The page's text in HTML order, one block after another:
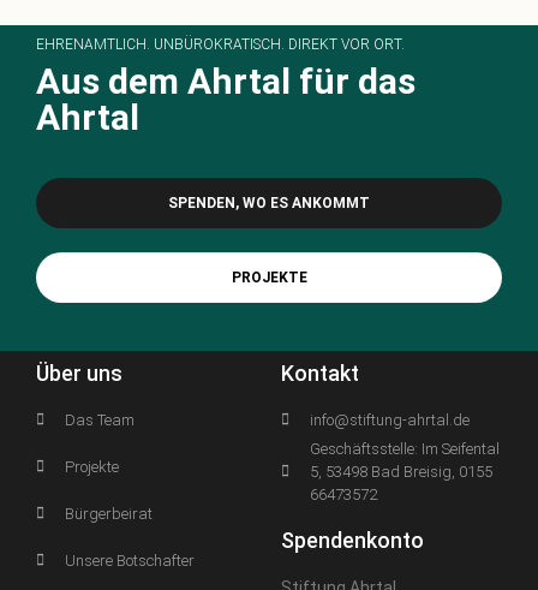
EHRENAMTLICH. UNBÜROKRATISCH. DIREKT VOR ORT.
Aus dem Ahrtal für das
Ahrtal
SPENDEN, WO ES ANKOMMT
PROJEKTE
Über uns
Das Team
Projekte
Bürgerbeirat
Unsere Botschafter
Kontakt
info@stiftung-ahrtal.de
Geschäftsstelle: Im Seifental
5, 53498 Bad Breisig, 0155
66473572
Spendenkonto